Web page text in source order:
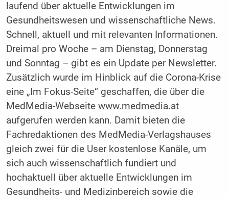
laufend über aktuelle Entwicklungen im
Gesundheitswesen und wissenschaftliche News.
Schnell, aktuell und mit relevanten Informationen.
Dreimal pro Woche – am Dienstag, Donnerstag
und Sonntag – gibt es ein Update per Newsletter.
Zusätzlich wurde im Hinblick auf die Corona-Krise
eine „Im Fokus-Seite“ geschaffen, die über die
MedMedia-Webseite www.medmedia.at
aufgerufen werden kann. Damit bieten die
Fachredaktionen des MedMedia-Verlagshauses
gleich zwei für die User kostenlose Kanäle, um
sich auch wissenschaftlich fundiert und
hochaktuell über aktuelle Entwicklungen im
Gesundheits- und Medizinbereich sowie die